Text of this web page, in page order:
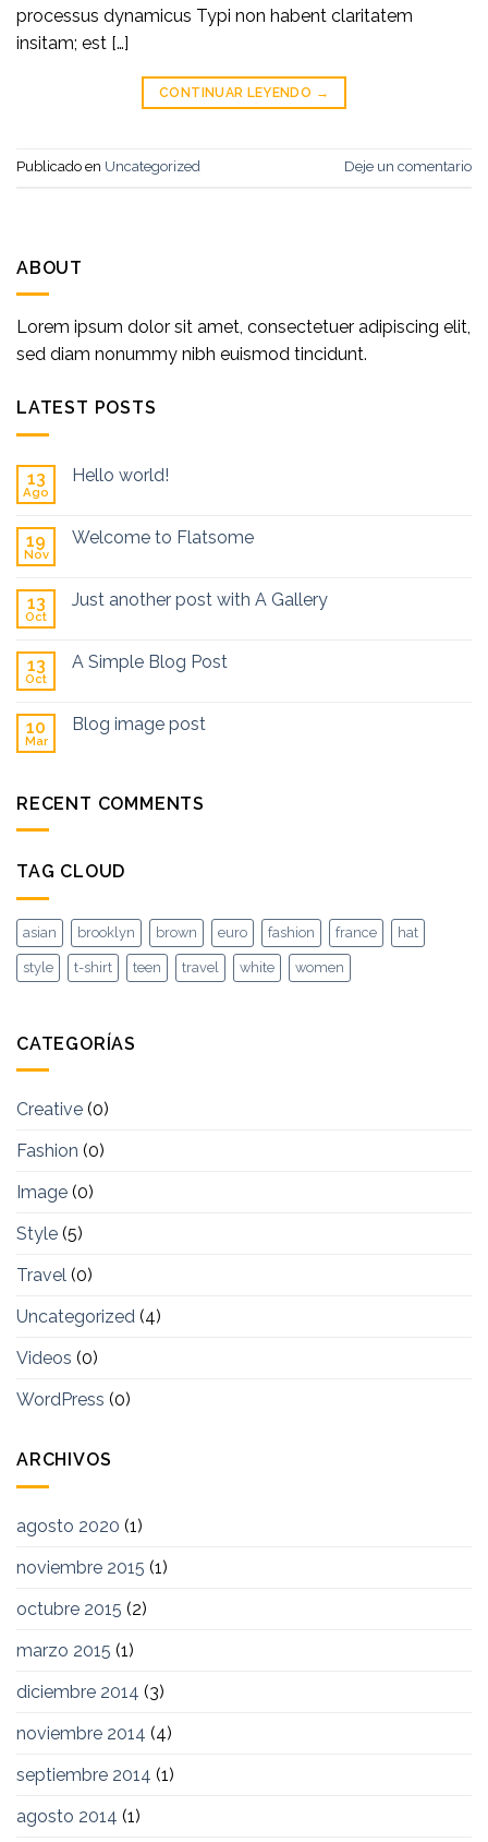
processus dynamicus Typi non habent claritatem
insitam; est […]
CONTINUAR LEYENDO →
Publicado en Uncategorized Deje un comentario
ABOUT
Lorem ipsum dolor sit amet, consectetuer adipiscing elit,
sed diam nonummy nibh euismod tincidunt.
LATEST POSTS
13
Ago
Hello world!
19
Nov
Welcome to Flatsome
13
Oct
Just another post with A Gallery
13
Oct
A Simple Blog Post
10
Mar
Blog image post
RECENT COMMENTS
TAG CLOUD
asian brooklyn brown euro fashion france hat
style t-shirt teen travel white women
CATEGORÍAS
Creative (0)
Fashion (0)
Image (0)
Style (5)
Travel (0)
Uncategorized (4)
Videos (0)
WordPress (0)
ARCHIVOS
agosto 2020 (1)
noviembre 2015 (1)
octubre 2015 (2)
marzo 2015 (1)
diciembre 2014 (3)
noviembre 2014 (4)
septiembre 2014 (1)
agosto 2014 (1)